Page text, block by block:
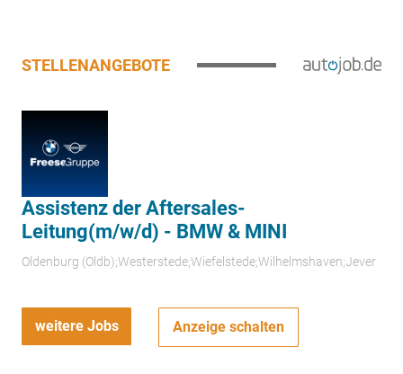
STELLENANGEBOTE
Assistenz der Aftersales-
Leitung(m/w/d) - BMW & MINI
Oldenburg (Oldb);Westerstede;Wiefelstede;Wilhelmshaven;Jever
weitere Jobs Anzeige schalten